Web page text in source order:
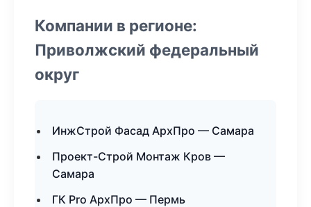
Компании в регионе:
Приволжский федеральный
округ
ИнжСтрой Фасад АрхПро — Самара
Проект-Строй Монтаж Кров —
Самара
ГК Pro АрхПро — Пермь